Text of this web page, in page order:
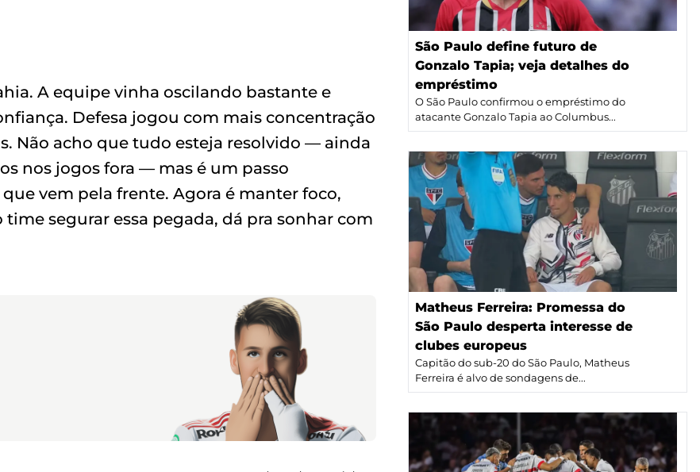
A equipe vinha oscilando bastante e
Defesa jogou com mais concentração
Não acho que tudo esteja resolvido — ainda
nos jogos fora — mas é um passo
vem pela frente. Agora é manter foco,
segurar essa pegada, dá pra sonhar com
São Paulo define futuro de
Gonzalo Tapia; veja detalhes do
empréstimo
O São Paulo confirmou o empréstimo do
atacante Gonzalo Tapia ao Columbus...
Matheus Ferreira: Promessa do
São Paulo desperta interesse de
clubes europeus
Capitão do sub-20 do São Paulo, Matheus
Ferreira é alvo de sondagens de...